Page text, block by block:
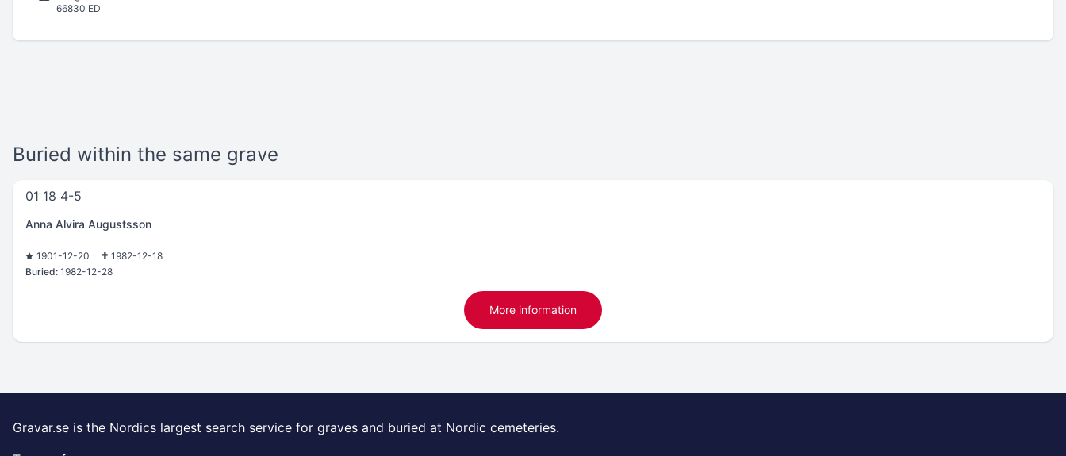
66830 ED
Buried within the same grave
01 18 4-5
Anna Alvira Augustsson
1901-12-20
1982-12-18
Buried: 1982-12-28
More information
Gravar.se is the Nordics largest search service for graves and buried at Nordic cemeteries.